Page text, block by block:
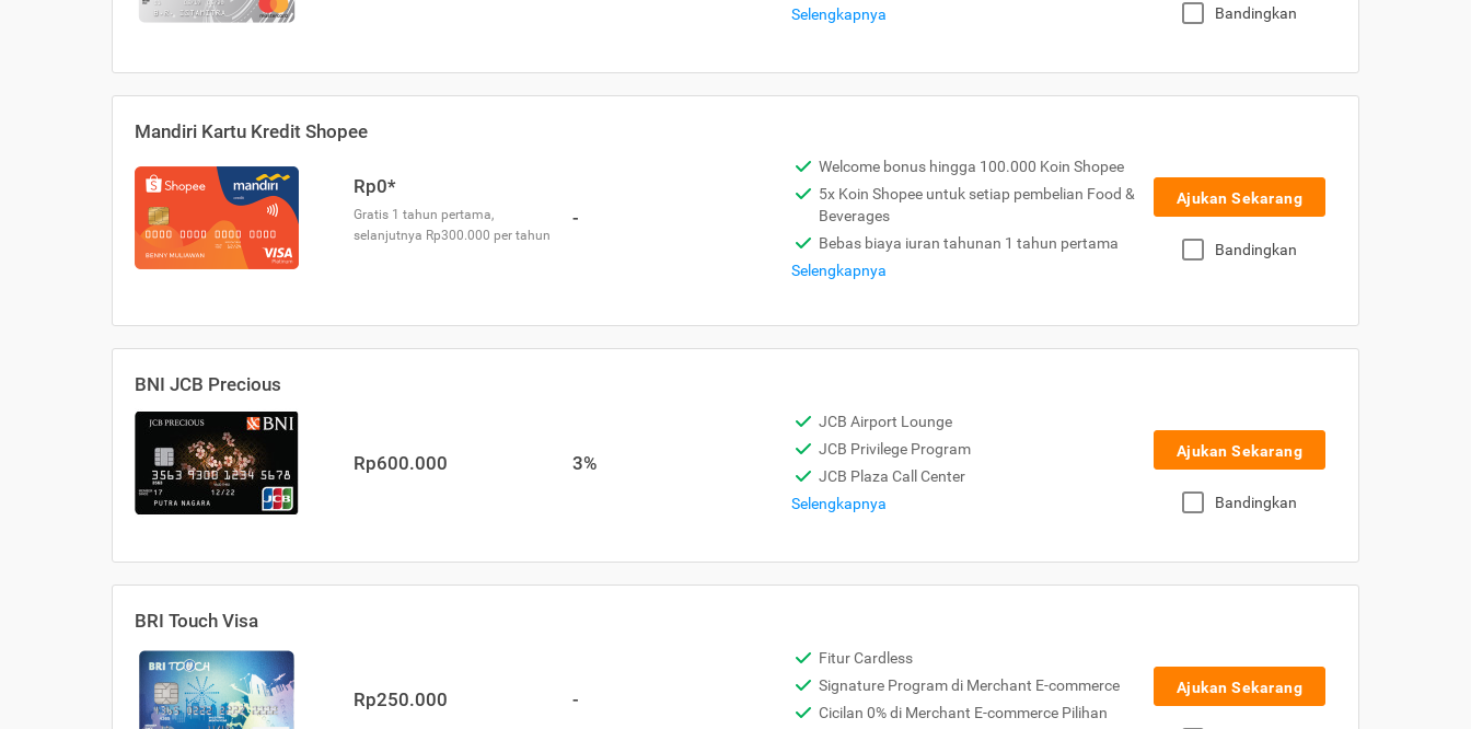
Selengkapnya
Bandingkan
Mandiri Kartu Kredit Shopee
Rp0*
Gratis 1 tahun pertama,
selanjutnya Rp300.000 per tahun
-
Welcome bonus hingga 100.000 Koin Shopee
5x Koin Shopee untuk setiap pembelian Food &
Beverages
Bebas biaya iuran tahunan 1 tahun pertama
Selengkapnya
Ajukan Sekarang
Bandingkan
BNI JCB Precious
Rp600.000 3%
JCB Airport Lounge
JCB Privilege Program
JCB Plaza Call Center
Selengkapnya
Ajukan Sekarang
Bandingkan
BRI Touch Visa
Rp250.000 -
Fitur Cardless
Signature Program di Merchant E-commerce
Cicilan 0% di Merchant E-commerce Pilihan
Ajukan Sekarang